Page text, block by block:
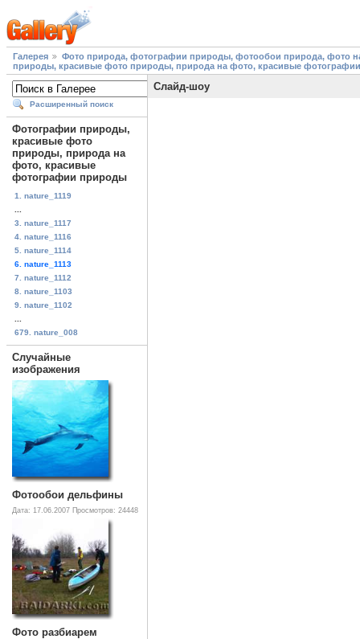
Галерея
Фото природа, фотографии природы, фотообои природа, фото
природы, красивые фото природы, природа на фото, красивые
Расширенный поиск
Фотографии природы,
красивые фото
природы, природа на
фото, красивые
фотографии природы
1. nature_1119
3. nature_1117
4. nature_1116
5. nature_1114
6. nature_1113
7. nature_1112
8. nature_1103
9. nature_1102
679. nature_008
Случайные
изображения
Фотообои дельфины
Дата: 17.06.2007 Просмотров: 24448
Фото разбиарем
Слайд-шоу